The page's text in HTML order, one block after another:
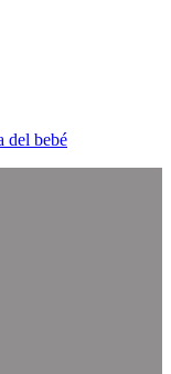
del bebé